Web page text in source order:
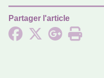
Partager l'article